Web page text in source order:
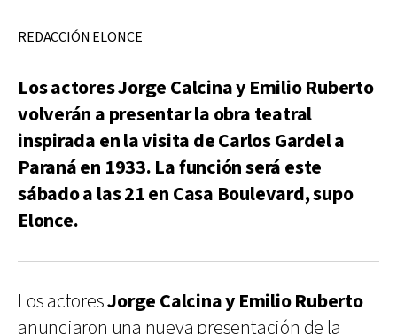
REDACCIÓN ELONCE
Los actores Jorge Calcina y Emilio Ruberto
volverán a presentar la obra teatral
inspirada en la visita de Carlos Gardel a
Paraná en 1933. La función será este
sábado a las 21 en Casa Boulevard, supo
Elonce.
Los actoresJorge Calcina y Emilio Ruberto
anunciaron una nueva presentación de la